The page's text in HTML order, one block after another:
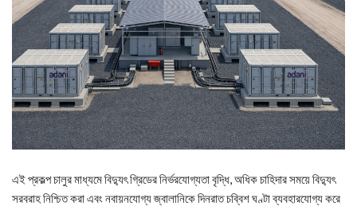
এই প্রকল্প চালুর মাধ্যমে বিদ্যুৎ গ্রিডের নির্ভরযোগ্যতা বৃদ্ধি, অধিক চাহিদার সময়ে বিদ্যুৎ
সরবরাহ নিশ্চিত করা এবং নবায়নযোগ্য জ্বালানিকে দিনরাত চব্বিশ ঘণ্টা ব্যবহারযোগ্য করে